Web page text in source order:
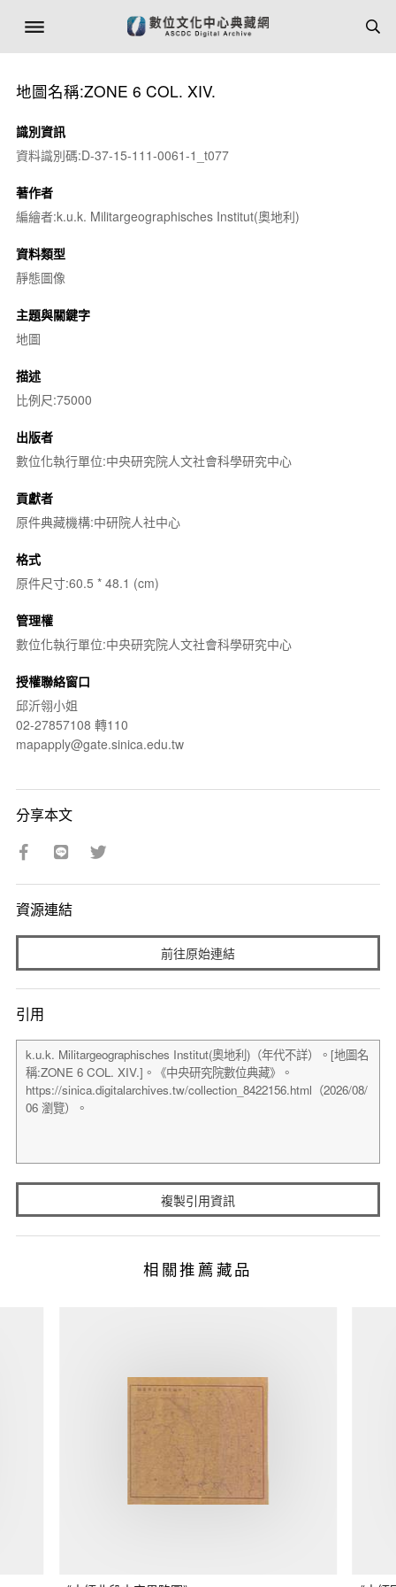
地圖名稱:ZONE 6 COL. XIV.
識別資訊
資料識別碼:D-37-15-111-0061-1_t077
著作者
編繪者:k.u.k. Militargeographisches Institut(奧地利)
資料類型
靜態圖像
主題與關鍵字
地圖
描述
比例尺:75000
出版者
數位化執行單位:中央研究院人文社會科學研究中心
貢獻者
原件典藏機構:中研院人社中心
格式
原件尺寸:60.5 * 48.1 (cm)
管理權
數位化執行單位:中央研究院人文社會科學研究中心
授權聯絡窗口
邱沂翎小姐
02-27857108 轉110
mapapply@gate.sinica.edu.tw
分享本文
資源連結
前往原始連結
引用
複製引用資訊
相關推薦藏品